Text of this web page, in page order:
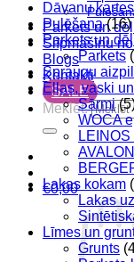
Parkets un
Slīpmašīnu
Blogs
Kontakti
SALE
Meklēt:
€0,00
Dāvanu kartes
Pulēšana (16)
Parkets un
Parkets
Spraugu
Eļļas, vaski
Sārmi
WOCA
Lakas kokam
Lakas
Līmes un
Grunts